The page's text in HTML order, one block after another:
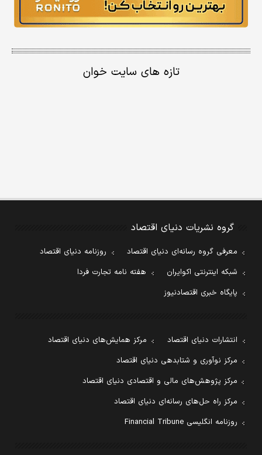
تازه های سایت خوان
گروه نشریات دنیای اقتصاد
معرفی گروه رسانه‌ای دنیای اقتصاد
روزنامه دنیای اقتصاد
شبکه اینترنتی اکوایران
هفته نامه تجارت فردا
پایگاه خبری اقتصادنیوز
انتشارات دنیای اقتصاد
مرکز همایش‌های دنیای اقتصاد
مرکز نوآوری و شتابدهی دنیای اقتصاد
مرکز پژوهش‌های مالی و اقتصادی دنیای اقتصاد
مرکز راه حل‌های رسانه‌ای دنیای اقتصاد
روزنامه انگلیسی Financial Tribune